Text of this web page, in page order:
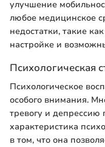
улучшение
любое медицинское
недостатки, такие
настройке и
Психологическая
Психологическое
особого внимания.
тревогу и депрессию
характеристика
в том, что она